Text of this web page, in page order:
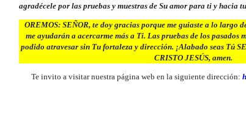
agradécele por las pruebas y muestras de Su amor para ti y hacia
OREMOS: SEÑOR, te doy gracias porque me guiaste a lo largo
me ayudarán a acercarme más a Ti. Las pruebas de los pasados
podido atravesar sin Tu fortaleza y dirección. ¡Alabado seas Tú
CRISTO JESÚS, amen.
Te invito a visitar nuestra página web en la siguiente dirección: